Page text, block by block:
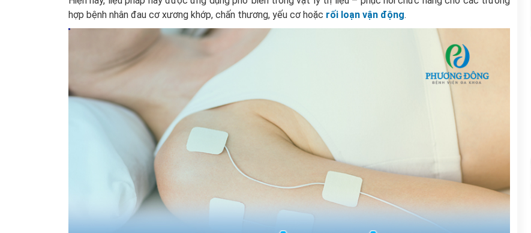
hợp bệnh nhân đau cơ xương khớp, chấn thương, yếu cơ hoặc rối loạn vận động.